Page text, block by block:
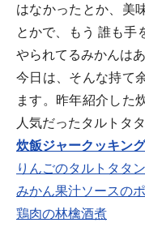
はなかったとか、美
とかで、もう 誰も手
やられてるみかんは
今日は、そんな持て
ます。昨年紹介した
人気だったタルトタ
炊飯ジャークッキン
りんごのタルトタタン
みかん果汁ソースの
鶏肉の林檎酒煮